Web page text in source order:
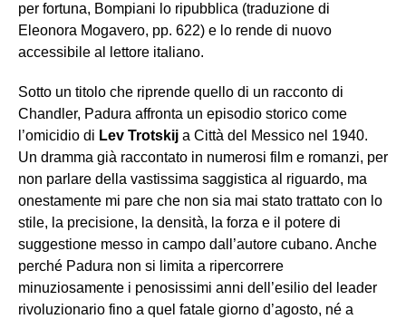
per fortuna, Bompiani lo ripubblica (traduzione di
Eleonora Mogavero, pp. 622) e lo rende di nuovo
accessibile al lettore italiano.
Sotto un titolo che riprende quello di un racconto di
Chandler, Padura affronta un episodio storico come
l’omicidio di Lev Trotskij a Città del Messico nel 1940.
Un dramma già raccontato in numerosi film e romanzi, per
non parlare della vastissima saggistica al riguardo, ma
onestamente mi pare che non sia mai stato trattato con lo
stile, la precisione, la densità, la forza e il potere di
suggestione messo in campo dall’autore cubano. Anche
perché Padura non si limita a ripercorrere
minuziosamente i penosissimi anni dell’esilio del leader
rivoluzionario fino a quel fatale giorno d’agosto, né a